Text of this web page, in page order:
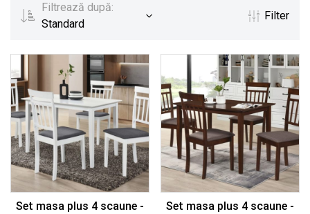
Filtrează după:
Standard
Filter
Set masa plus 4 scaune -
Set masa plus 4 scaune -